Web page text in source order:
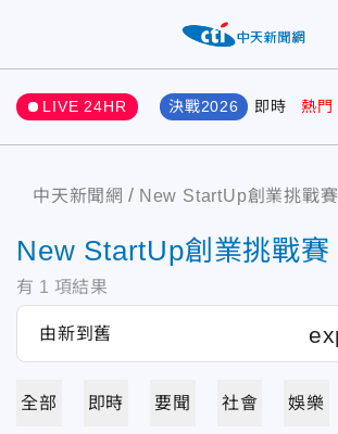
LIVE 24HR 決戰2026 即時 熱門
中天新聞網 New StartUp創業挑戰賽
New StartUp創業挑戰賽
有 1 項結果
全部 即時 要聞 社會 娛樂